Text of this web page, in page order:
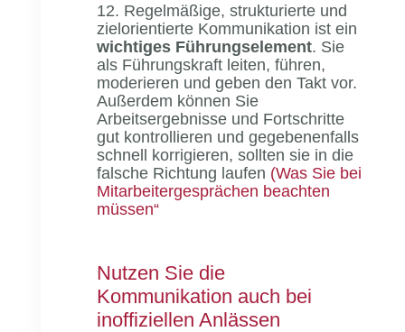
12. Regelmäßige, strukturierte und
zielorientierte Kommunikation ist ein
wichtiges Führungselement. Sie
als Führungskraft leiten, führen,
moderieren und geben den Takt vor.
Außerdem können Sie
Arbeitsergebnisse und Fortschritte
gut kontrollieren und gegebenenfalls
schnell korrigieren, sollten sie in die
falsche Richtung laufen (Was Sie bei
Mitarbeitergesprächen beachten
müssen“
Nutzen Sie die
Kommunikation auch bei
inoffiziellen Anlässen